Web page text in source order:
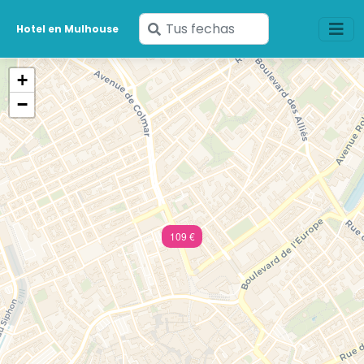
Hotel en Mulhouse
Ingresa
tus
fechas
109 €
+
−